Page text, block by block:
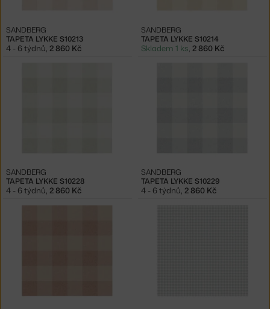
TAPETA LYKKE S10213
SANDBERG
4 - 6 týdnů 2 860 Kč
TAPETA LYKKE S10214
SANDBERG
Skladem 1 ks 2 860 Kč
TAPETA LYKKE S10228
SANDBERG
4 - 6 týdnů, 2 860 Kč
TAPETA LYKKE S10229
SANDBERG
4 - 6 týdnů, 2 860 Kč